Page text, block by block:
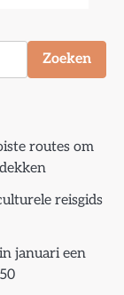
Zoeken
routes om
reisgids
januari een